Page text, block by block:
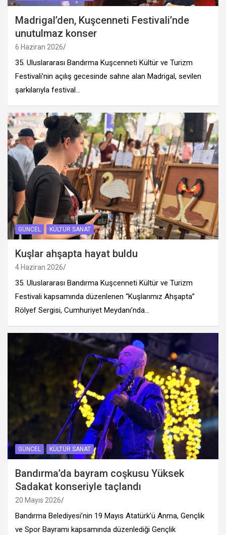
Madrigal’den, Kuşcenneti Festivali’nde
unutulmaz konser
6 Haziran 2026
35.⁠ ⁠Uluslararası Bandırma Kuşcenneti Kültür ve Turizm
Festivali’nin açılış gecesinde sahne alan Madrigal, sevilen
şarkılarıyla festival…
GÜNCEL KÜLTÜR SANAT
Kuşlar ahşapta hayat buldu
4 Haziran 2026
35.⁠ ⁠Uluslararası Bandırma Kuşcenneti Kültür ve Turizm
Festivali kapsamında düzenlenen “Kuşlarımız Ahşapta”
Rölyef Sergisi, Cumhuriyet Meydanı’nda…
GÜNCEL KÜLTÜR SANAT
Bandırma’da bayram coşkusu Yüksek
Sadakat konseriyle taçlandı
20 Mayıs 2026
Bandırma Belediyesi’nin 19 Mayıs Atatürk’ü Anma, Gençlik
ve Spor Bayramı kapsamında düzenlediği Gençlik